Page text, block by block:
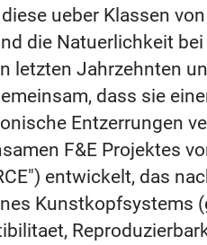
ueber Klassen
die Natuerlichkeit
letzten Jahrzehnten
dass sie
Entzerrungen
F&E Projektes
entwickelt, das
Kunstkopfsystems